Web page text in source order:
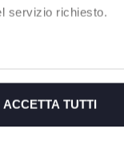
servizio richiesto.
ACCETTA TUTTI